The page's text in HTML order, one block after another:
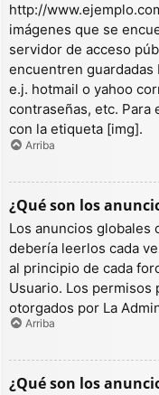
http://
imágenes que se
servidor de acceso
encuentren guardadas
e.j. hotmail o yahoo
contraseñas, etc. Para
con la etiqueta [img].
Arriba
¿Qué son los
Los anuncios
debería leerlos cada
al principio de cada
Usuario. Los permisos
otorgados por La
Arriba
¿Qué son los